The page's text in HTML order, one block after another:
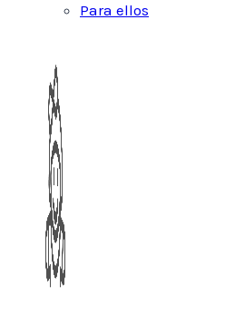
Para ellos